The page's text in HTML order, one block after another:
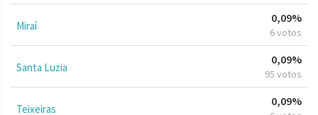
Miraí
0,09%
6 votos
Santa Luzia
0,09%
95 votos
Teixeiras
0,09%